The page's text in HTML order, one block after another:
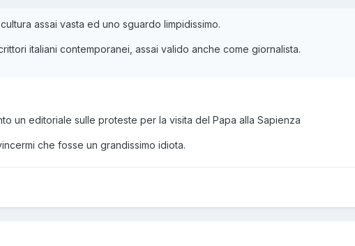
assai vasta ed uno sguardo limpidissimo.
italiani contemporanei, assai valido anche come giornalista.
un editoriale sulle proteste per la visita del Papa alla Sapienza
che fosse un grandissimo idiota.